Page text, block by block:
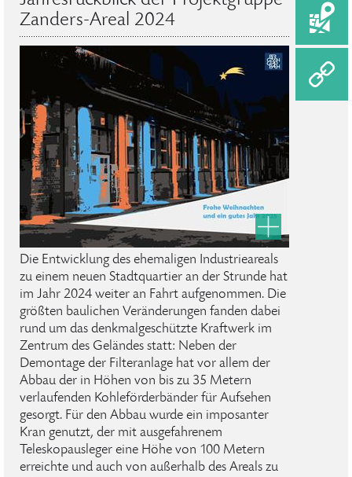
Zanders-Areal 2024
Die Entwicklung des ehemaligen Industrieareals
zu einem neuen Stadtquartier an der Strunde hat
im Jahr 2024 weiter an Fahrt aufgenommen. Die
größten baulichen Veränderungen fanden dabei
rund um das denkmalgeschützte Kraftwerk im
Zentrum des Geländes statt: Neben der
Demontage der Filteranlage hat vor allem der
Abbau der in Höhen von bis zu 35 Metern
verlaufenden Kohleförderbänder für Aufsehen
gesorgt. Für den Abbau wurde ein imposanter
Kran genutzt, der mit ausgefahrenem
Teleskopausleger eine Höhe von 100 Metern
erreichte und auch von außerhalb des Areals zu